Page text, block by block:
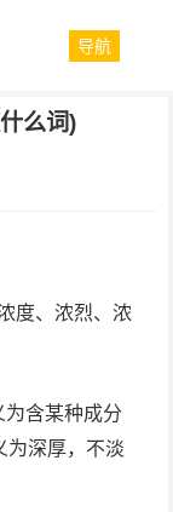
导航
么词)
度、浓烈、浓
为含某种成分
为深厚，不淡